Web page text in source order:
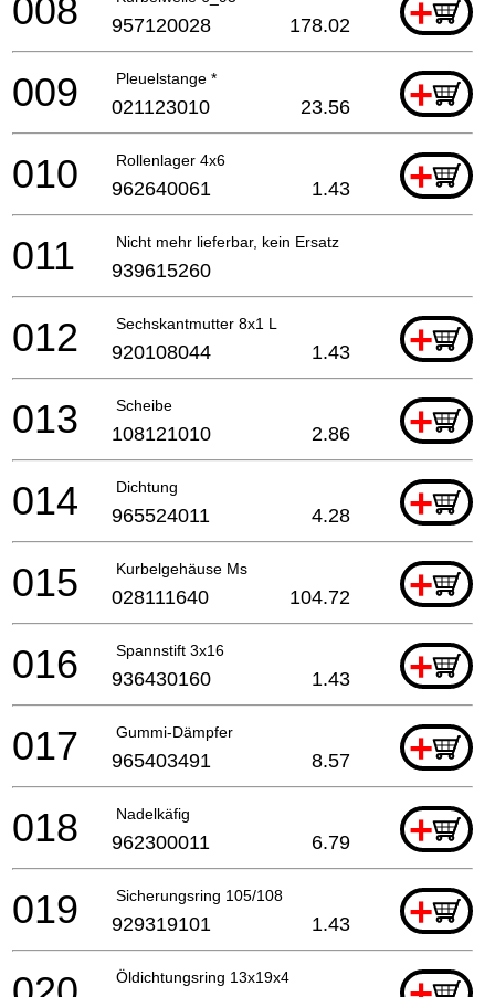
+
008 957120028 178.02
Pleuelstange * +
009 021123010 23.56
Rollenlager 4x6 +
010 962640061 1.43
Nicht mehr lieferbar, kein Ersatz
011 939615260
Sechskantmutter 8x1 L +
012 920108044 1.43
Scheibe +
013 108121010 2.86
Dichtung +
014 965524011 4.28
Kurbelgehäuse Ms +
015 028111640 104.72
Spannstift 3x16 +
016 936430160 1.43
Gummi-Dämpfer +
017 965403491 8.57
Nadelkäfig +
018 962300011 6.79
Sicherungsring 105/108 +
019 929319101 1.43
Öldichtungsring 13x19x4